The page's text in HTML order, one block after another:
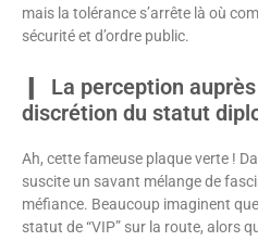
mais la tolérance s’arrête là où
sécurité et d’ordre public.
La perception
discrétion du statut
Ah, cette fameuse plaque verte !
suscite un savant mélange de
méfiance. Beaucoup imaginent
statut de “VIP” sur la route, alors